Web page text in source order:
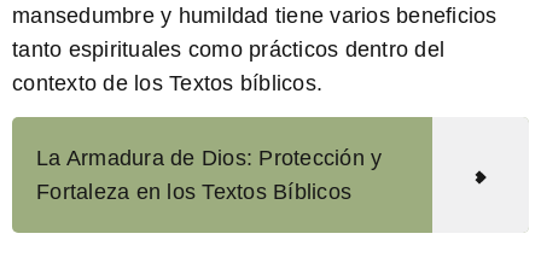
mansedumbre y humildad tiene varios beneficios
tanto espirituales como prácticos dentro del
contexto de los Textos bíblicos.
La Armadura de Dios: Protección y
Fortaleza en los Textos Bíblicos